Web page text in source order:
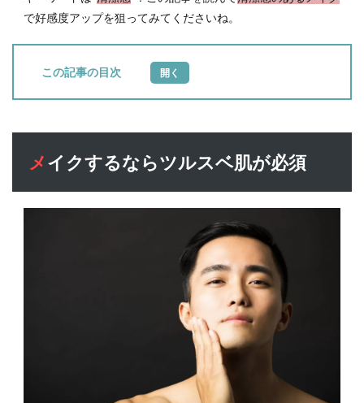
で好感度アップを狙ってみてくださいね。
目次
らツ
ベ肌
が必
メイクするならツルスベ肌が必須